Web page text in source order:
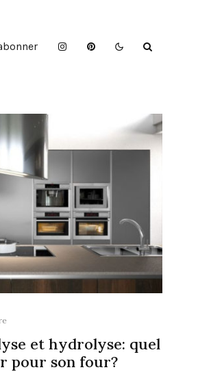
et hydrolyse: quel
pour son four?